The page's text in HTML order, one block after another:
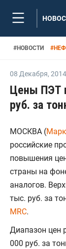
#НОВОСТИ #
08 Декабря, 2014
Цены ПЭТ
руб. за
МОСКВА (
российские
повышения
страны на
аналогов.
тыс. руб. за
MRC.
Диапазон цен
000 руб. за